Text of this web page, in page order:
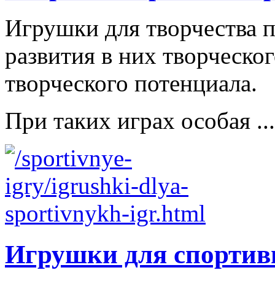
Игрушки для творчества
развития в них
творческого потенциала.
При таких играх особая ...
Игрушки для